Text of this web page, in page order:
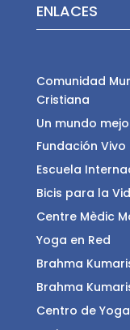
ENLACES
Comunidad
Cristiana
Un mundo
Fundación Vivo
Escuela
Bicis para la
Centre Mèdic
Yoga en Red
Brahma
Brahma
Centro de